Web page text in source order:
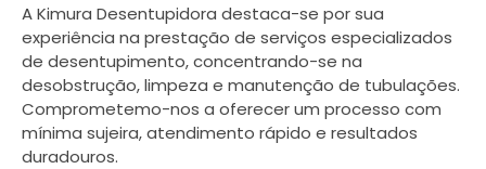
A Kimura Desentupidora destaca-se por sua
experiência na prestação de serviços especializados
de desentupimento, concentrando-se na
desobstrução, limpeza e manutenção de tubulações.
Comprometemo-nos a oferecer um processo com
mínima sujeira, atendimento rápido e resultados
duradouros.